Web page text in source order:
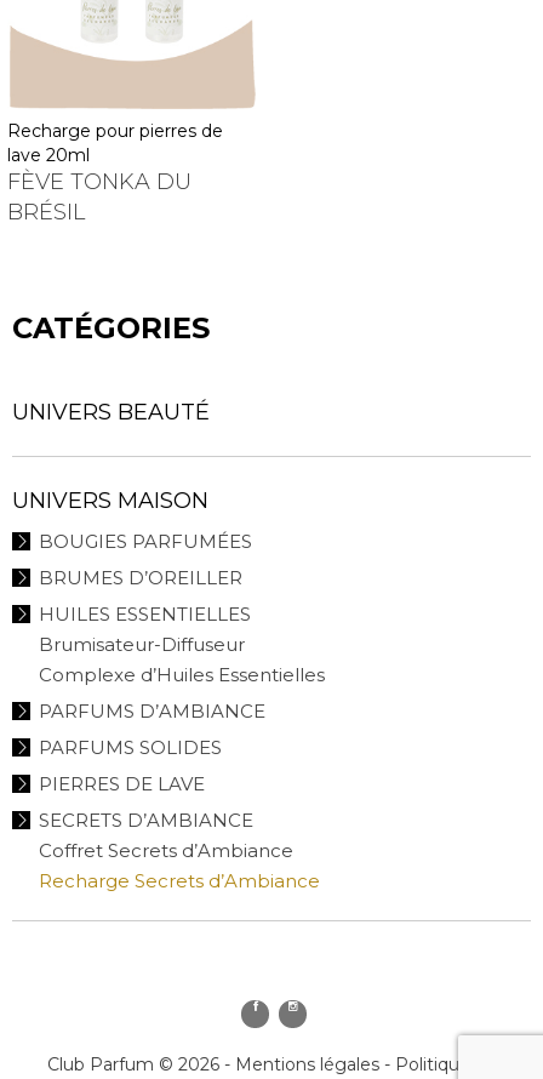
recharge pour pierres de
lave 20ml
FÈVE TONKA DU
BRÉSIL
CATÉGORIES
UNIVERS BEAUTÉ
UNIVERS MAISON
BOUGIES PARFUMÉES
BRUMES D’OREILLER
HUILES ESSENTIELLES
Brumisateur-Diffuseur
Complexe d’Huiles Essentielles
PARFUMS D’AMBIANCE
PARFUMS SOLIDES
PIERRES DE LAVE
SECRETS D’AMBIANCE
Coffret Secrets d’Ambiance
Recharge Secrets d’Ambiance
Club Parfum © 2026 - Mentions légales- Politique de